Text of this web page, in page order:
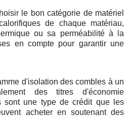
le bon catégorie de matériel
de chaque matériau,
ou sa perméabilité à la
en compte pour garantir une
d'isolation des combles à un
des titres d'économie
sont une type de crédit que les
acheter en soutenant des